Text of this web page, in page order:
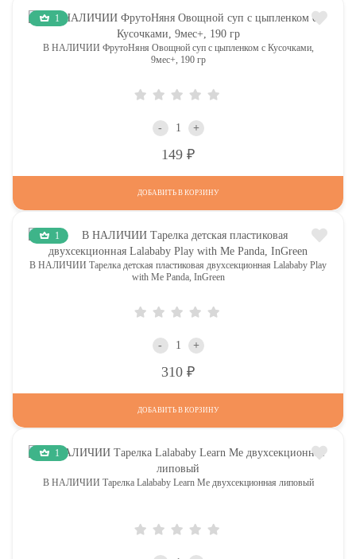
1
В НАЛИЧИИ ФрутоНяня Овощной суп с цыпленком с Кусочками,
9мес+, 190 гр
- +
149
ДОБАВИТЬ В КОРЗИНУ
1
В НАЛИЧИИ Тарелка детская пластиковая двухсекционная Lalababy Play
with Me Panda, InGreen
- +
310
ДОБАВИТЬ В КОРЗИНУ
1
В НАЛИЧИИ Тарелка Lalababy Learn Me двухсекционная липовый